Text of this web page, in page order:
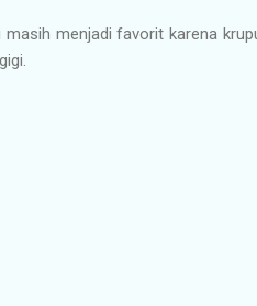
menjadi favorit karena